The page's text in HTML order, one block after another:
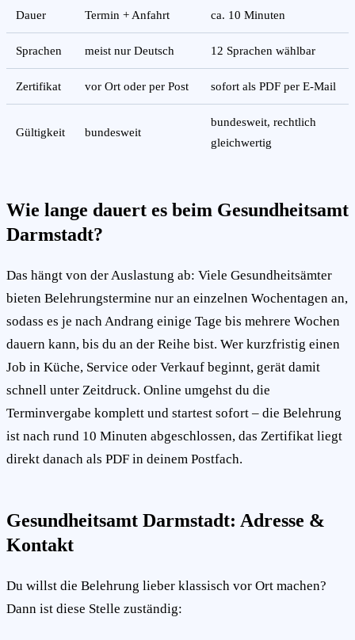
Dauer Termin + Anfahrt ca. 10 Minuten
Sprachen meist nur Deutsch 12 Sprachen wählbar
Zertifikat vor Ort oder per Post sofort als PDF per E-Mail
Gültigkeit bundesweit
bundesweit, rechtlich
gleichwertig
Wie lange dauert es beim Gesundheitsamt
Darmstadt?
Das hängt von der Auslastung ab: Viele Gesundheitsämter
bieten Belehrungstermine nur an einzelnen Wochentagen an,
sodass es je nach Andrang einige Tage bis mehrere Wochen
dauern kann, bis du an der Reihe bist. Wer kurzfristig einen
Job in Küche, Service oder Verkauf beginnt, gerät damit
schnell unter Zeitdruck. Online umgehst du die
Terminvergabe komplett und startest sofort – die Belehrung
ist nach rund 10 Minuten abgeschlossen, das Zertifikat liegt
direkt danach als PDF in deinem Postfach.
Gesundheitsamt Darmstadt: Adresse &
Kontakt
Du willst die Belehrung lieber klassisch vor Ort machen?
Dann ist diese Stelle zuständig: